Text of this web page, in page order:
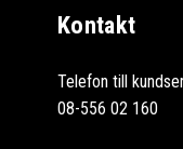
Kontakt
Telefon till
08-556 02 160